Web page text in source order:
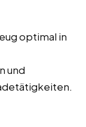
optimal in
und